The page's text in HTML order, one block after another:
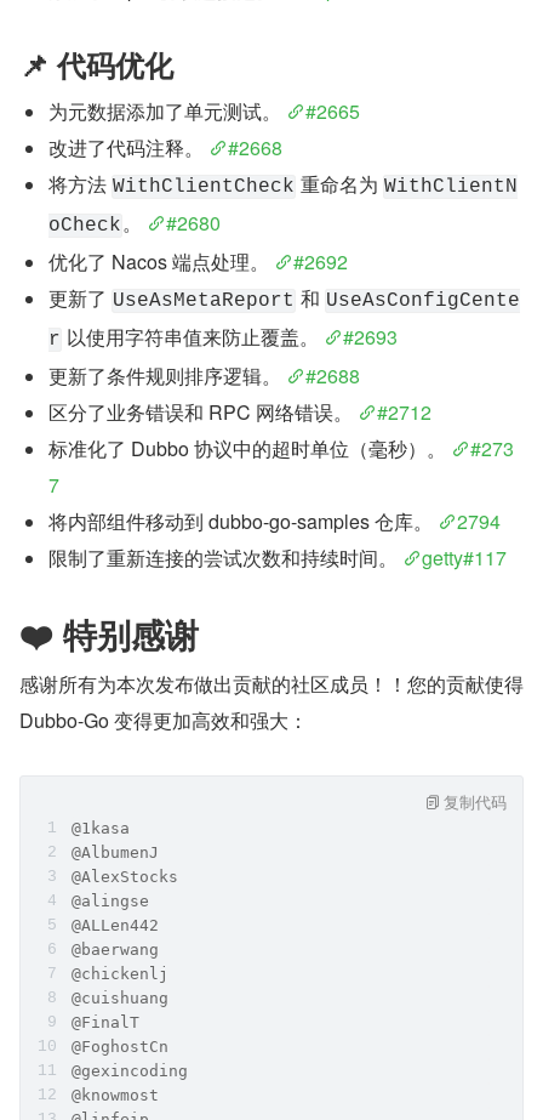
📌 代码优化
为元数据添加了单元测试。
#2665
改进了代码注释。
#2668
将方法 WithClientCheck 重命名为 WithClientN
oCheck。
#2680
优化了 Nacos 端点处理。
#2692
更新了 UseAsMetaReport 和 UseAsConfigCente
r 以使用字符串值来防止覆盖。
#2693
更新了条件规则排序逻辑。
#2688
区分了业务错误和 RPC 网络错误。
#2712
标准化了 Dubbo 协议中的超时单位（毫秒）。
#273
7
将内部组件移动到 dubbo-go-samples 仓库。
2794
限制了重新连接的尝试次数和持续时间。
getty#117
❤️ 特别感谢
感谢所有为本次发布做出贡献的社区成员！！您的贡献使得
Dubbo-Go 变得更加高效和强大：
@1kasa
@AlbumenJ
@AlexStocks
@alingse
@ALLen442
@baerwang
@chickenlj
@cuishuang
@FinalT
@FoghostCn
@gexincoding
@knowmost
复制代码